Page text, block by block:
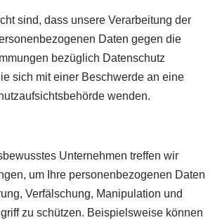
sind, dass unsere Verarbeitung der
Daten gegen die
bezüglich Datenschutz
sich mit einer Beschwerde an eine
wenden.
Unternehmen treffen wir
um Ihre personenbezogenen Daten
Verfälschung, Manipulation und
zu schützen. Beispielsweise können